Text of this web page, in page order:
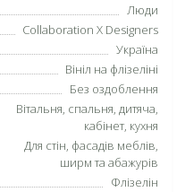
Люди
Collaboration X Designers
Україна
Вініл на флізеліні
Без оздоблення
Вітальня, спальня, дитяча,
кабінет, кухня
Для стін, фасадів меблів,
ширм та абажурів
Флізелін